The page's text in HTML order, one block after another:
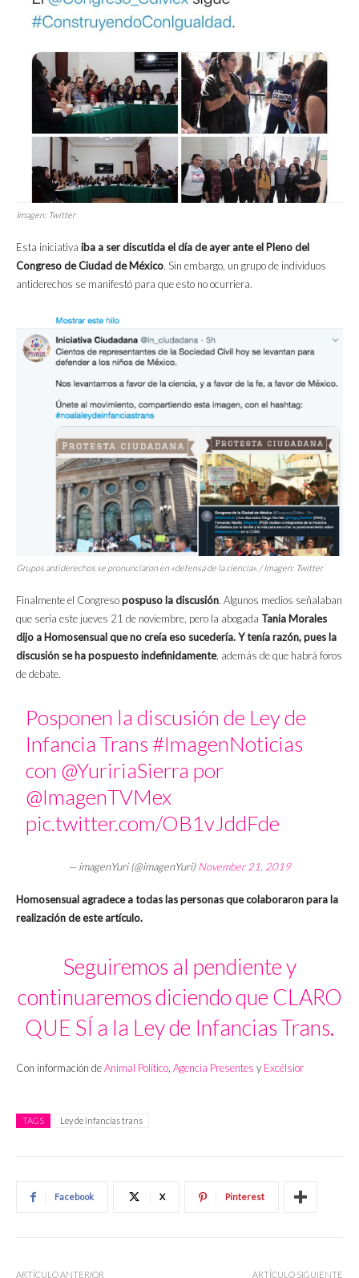
Imagen: Twitter
Esta iniciativa iba a ser discutida el día de ayer ante el Pleno del
Congreso de Ciudad de México. Sin embargo, un grupo de individuos
antiderechos se manifestó para que esto no ocurriera.
Grupos antiderechos se pronunciaron en «defensa de la ciencia». / Imagen: Twitter
Finalmente el Congresopospuso la discusión. Algunos medios señalaban
que sería este jueves 21 de noviembre, pero la abogada Tania Morales
dijo a Homosensual que no creía eso sucedería. Y tenía razón, pues la
discusión se ha pospuesto indefinidamente, además de que habrá foros
de debate.
Posponen la discusión de Ley de
Infancia Trans #ImagenNoticias
con @YuririaSierra por
@ImagenTVMex
pic.twitter.com/OB1vJddFde
— imagenYuri (@imagenYuri)November 21, 2019
Homosensual agradece a todas las personas que colaboraron para la
realización de este artículo.
Seguiremos al pendiente y
continuaremos diciendo que CLARO
QUE SÍ a la Ley de Infancias Trans.
Con información deAnimal Político, Agencia Presentes y Excélsior
TAGS Ley de infancias trans
Facebook X Pinterest
ARTÍCULO ANTERIOR ARTÍCULO SIGUIENTE